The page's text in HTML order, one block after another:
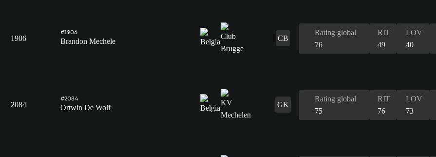
1906
#1906
Brandon Mechele CB
Rating global
76
RIT
49
LOV
40
2084
#2084
Ortwin De Wolf GK
Rating global
75
RIT
76
LOV
73